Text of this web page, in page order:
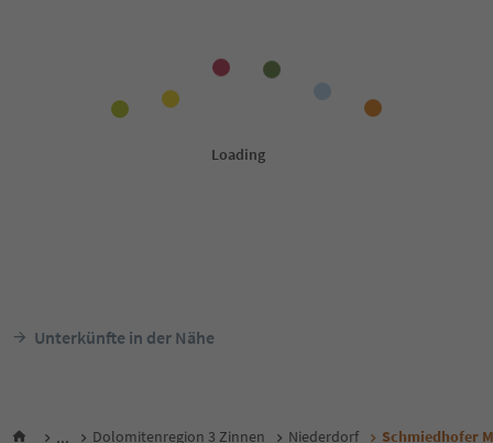
Unterkünfte in der Nähe
... Dolomitenregion 3 Zinnen Niederdorf Schmiedhofer